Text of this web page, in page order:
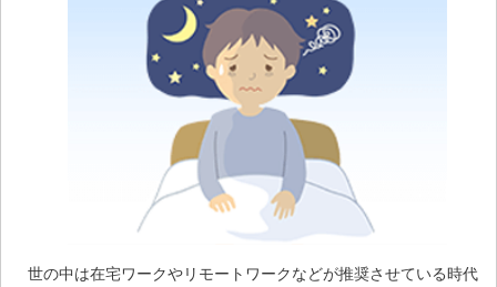
世の中は在宅ワークやリモートワークなどが推奨させている時代